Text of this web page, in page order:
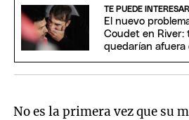
TE PUEDE INTERESAR
El nuevo
Coudet en River:
quedarían afuera
No es la primera vez que su